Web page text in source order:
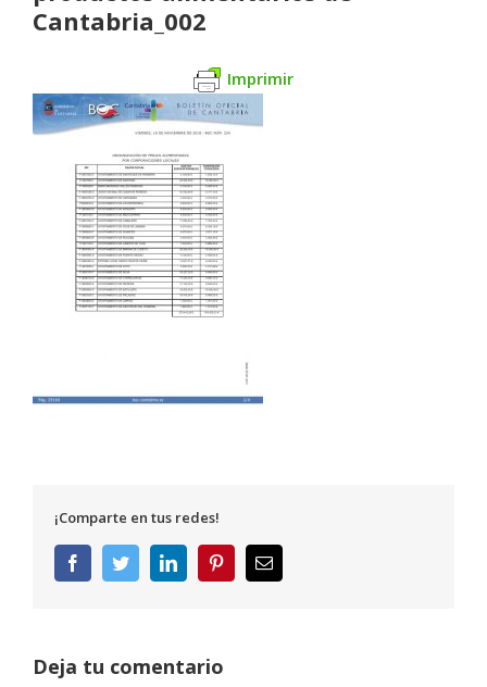
Cantabria_002
Imprimir
¡Comparte en tus redes!
FacebookTwitterLinkedInPinterestCorreo
electrónico
Deja tu comentario